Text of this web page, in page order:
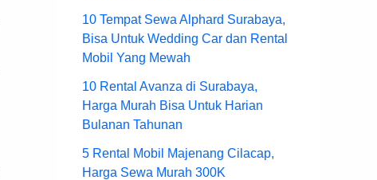
10 Tempat Sewa Alphard Surabaya,
Bisa Untuk Wedding Car dan Rental
Mobil Yang Mewah
10 Rental Avanza di Surabaya,
Harga Murah Bisa Untuk Harian
Bulanan Tahunan
5 Rental Mobil Majenang Cilacap,
Harga Sewa Murah 300K